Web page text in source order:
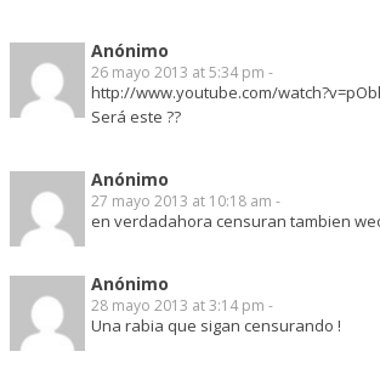
Anónimo
26 mayo 2013 at 5:34 pm -
http://www.youtube.com/
Será este ??
Anónimo
27 mayo 2013 at 10:18 am -
en verdadahora censuran tambien
Anónimo
28 mayo 2013 at 3:14 pm -
Una rabia que sigan censurando !